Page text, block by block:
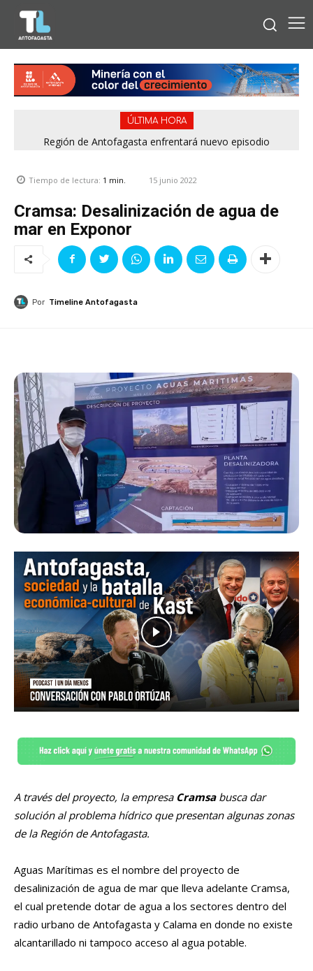
ÚLTIMA HORA
Región de Antofagasta enfrentará nuevo episodio
Tiempo de lectura: 1 min. 15 junio 2022
Cramsa: Desalinización de agua de
mar en Exponor
Por Timeline Antofagasta
A través del proyecto, la empresa Cramsabusca dar
solución al problema hídrico que presentan algunas zonas
de la Región de Antofagasta.
Aguas Marítimas es el nombre del proyecto de
desalinización de agua de mar que lleva adelante Cramsa,
el cual pretende dotar de agua a los sectores dentro del
radio urbano de Antofagasta y Calama en donde no existe
alcantarillado ni tampoco acceso al agua potable.